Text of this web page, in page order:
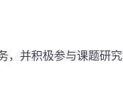
并积极参与课题研究